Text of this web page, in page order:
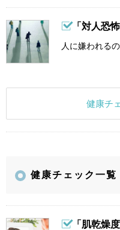
「対人恐
人に嫌われる
健康チ
健康チェック一覧
「肌乾燥